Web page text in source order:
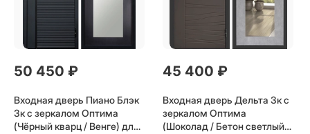
50 450 ₽
Входная дверь Пиано Блэк
3к с зеркалом Оптима
(Чёрный кварц / Венге) для
45 400 ₽
Входная дверь Дельта 3к с
зеркалом Оптима
(Шоколад / Бетон светлый)